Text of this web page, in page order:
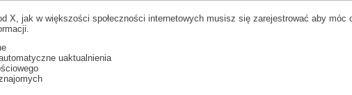
X, jak w większości społeczności internetowych musisz się zarejestrować aby
uaktualnienia